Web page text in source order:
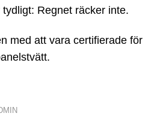
Regnet räcker inte.
med att vara certifierade för